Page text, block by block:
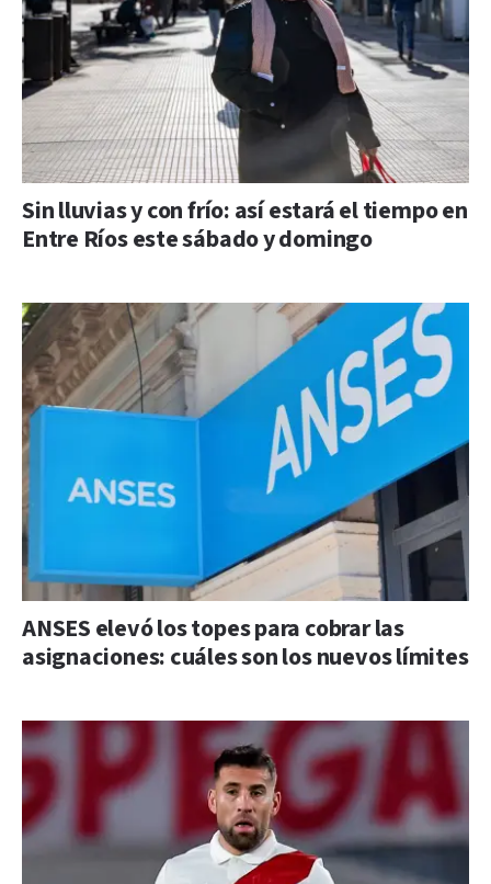
Sin lluvias y con frío: así estará el tiempo en
Entre Ríos este sábado y domingo
ANSES elevó los topes para cobrar las
asignaciones: cuáles son los nuevos límites